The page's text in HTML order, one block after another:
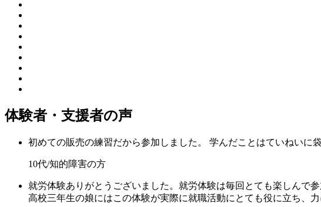
体験者・支援者の声
初めての販売の練習だから参加しました。 学んだことはていねいに
10代/知的障害の方
就労体験ありがとうございました。就労体験は毎回とても楽しんで
高校三年生の娘にはこの体験が実際に就職活動にとても役に立ち、